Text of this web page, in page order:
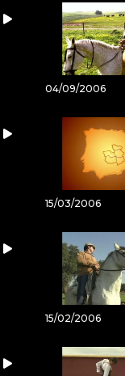
04/09/2006
15/03/2006
15/02/2006